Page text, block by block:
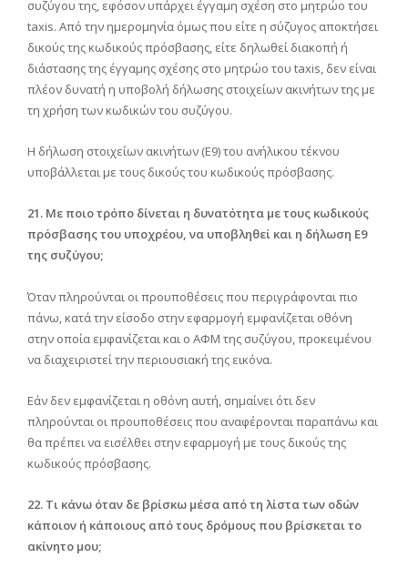
συζύγου της, εφόσον υπάρχει έγγαμη σχέση στο μητρώο του
taxis. Από την ημερομηνία όμως που είτε η σύζυγος αποκτήσει
δικούς της κωδικούς πρόσβασης, είτε δηλωθεί διακοπή ή
διάστασης της έγγαμης σχέσης στο μητρώο του taxis, δεν είναι
πλέον δυνατή η υποβολή δήλωσης στοιχείων ακινήτων της με
τη χρήση των κωδικών του συζύγου.
Η δήλωση στοιχείων ακινήτων (Ε9) του ανήλικου τέκνου
υποβάλλεται με τους δικούς του κωδικούς πρόσβασης.
21. Με ποιο τρόπο δίνεται η δυνατότητα με τους κωδικούς
πρόσβασης του υποχρέου, να υποβληθεί και η δήλωση Ε9
της συζύγου;
Όταν πληρούνται οι προυποθέσεις που περιγράφονται πιο
πάνω, κατά την είσοδο στην εφαρμογή εμφανίζεται οθόνη
στην οποία εμφανίζεται και ο ΑΦΜ της συζύγου, προκειμένου
να διαχειριστεί την περιουσιακή της εικόνα.
Εάν δεν εμφανίζεται η οθόνη αυτή, σημαίνει ότι δεν
πληρούνται οι προυποθέσεις που αναφέρονται παραπάνω και
θα πρέπει να εισέλθει στην εφαρμογή με τους δικούς της
κωδικούς πρόσβασης.
22. Τι κάνω όταν δε βρίσκω μέσα από τη λίστα των οδών
κάποιον ή κάποιους από τους δρόμους που βρίσκεται το
ακίνητο μου;